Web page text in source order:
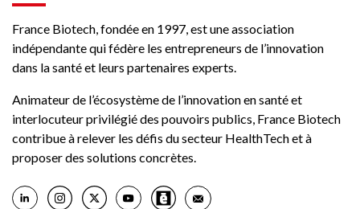
Voir la fiche
Membre France Biotech
Biotech
France Biotech, fondée en 1997, est une association
indépendante qui fédère les entrepreneurs de l’innovation
dans la santé et leurs partenaires experts.
Animateur de l’écosystème de l’innovation en santé et
interlocuteur privilégié des pouvoirs publics, France Biotech
contribue à relever les défis du secteur HealthTech et à
proposer des solutions concrètes.